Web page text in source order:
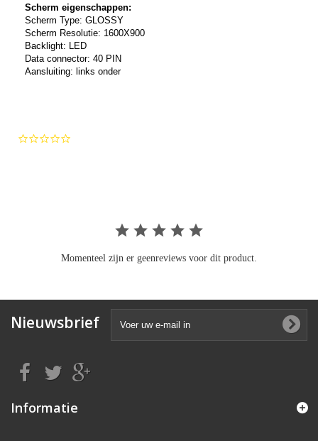
Scherm eigenschappen:
Scherm Type: GLOSSY
Scherm Resolutie: 1600X900
Backlight: LED
Data connector: 40 PIN
Aansluiting: links onder
Momenteel zijn er geenreviews voor dit product.
Nieuwsbrief
Informatie